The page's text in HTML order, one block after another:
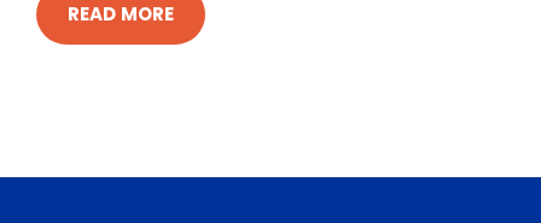
READ MORE